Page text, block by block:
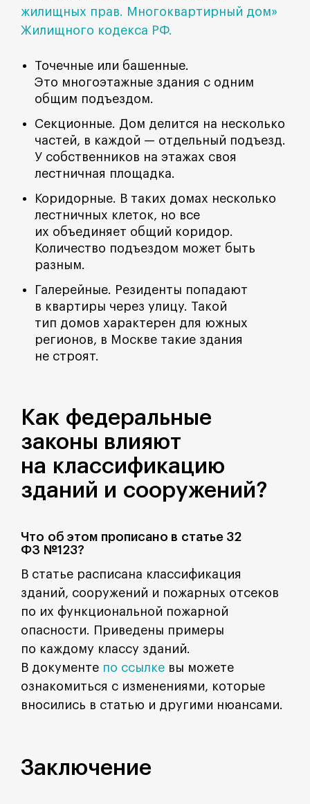
жилищных прав. Многоквартирный дом»
Жилищного кодекса РФ.
Точечные или башенные.
Это многоэтажные здания с одним
общим подъездом.
Секционные. Дом делится на несколько
частей, в каждой — отдельный подъезд.
У собственников на этажах своя
лестничная площадка.
Коридорные. В таких домах несколько
лестничных клеток, но все
их объединяет общий коридор.
Количество подъездом может быть
разным.
Галерейные. Резиденты попадают
в квартиры через улицу. Такой
тип домов характерен для южных
регионов, в Москве такие здания
не строят.
Как федеральные
законы влияют
на классификацию
зданий и сооружений?
Что об этом прописано в статье 32
ФЗ №123?
В статье расписана классификация
зданий, сооружений и пожарных отсеков
по их функциональной пожарной
опасности. Приведены примеры
по каждому классу зданий.
В документе по ссылке вы можете
ознакомиться с изменениями, которые
вносились в статью и другими нюансами.
Заключение